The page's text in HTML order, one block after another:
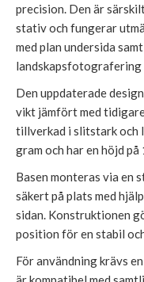
precision. Den är
stativ och fungerar
med plan undersida
Den uppdaterade
vikt jämfört med
tillverkad i slitstark och
gram och har en höjd på
Basen monteras via en
säkert på plats med
sidan. Konstruktionen
position för en stabil
För användning krävs